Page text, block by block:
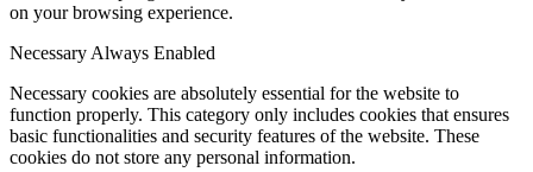
on your browsing experience.
Necessary Always Enabled
Necessary cookies are absolutely essential for the website to
function properly. This category only includes cookies that ensures
basic functionalities and security features of the website. These
cookies do not store any personal information.